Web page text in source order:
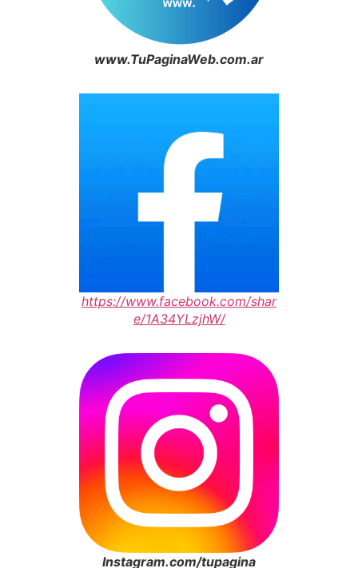
www.TuPaginaWeb.com.ar
https://www.facebook.com/shar
e/1A34YLzjhW/
Instagram.com/tupagina